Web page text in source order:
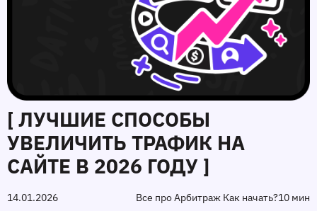
[ ЛУЧШИЕ СПОСОБЫ
УВЕЛИЧИТЬ ТРАФИК НА
САЙТЕ В 2026 ГОДУ ]
14.01.2026 Все про Арбитраж Как начать?10 мин